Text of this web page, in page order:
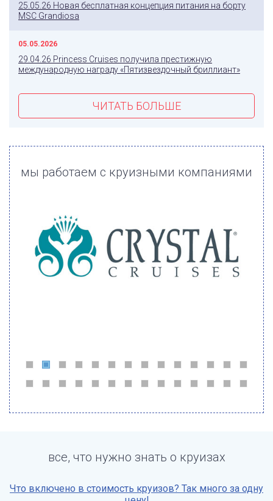
25.05.26 Новая бесплатная концепция питания на борту
MSC Grandiosa
05.05.2026
29.04.26 Princess Cruises получила престижную
международную награду «Пятизвездочный бриллиант»
ЧИТАТЬ БОЛЬШЕ
мы работаем с круизными компаниями
все, что нужно знать о круизах
Что включено в стоимость круизов? Так много за одну